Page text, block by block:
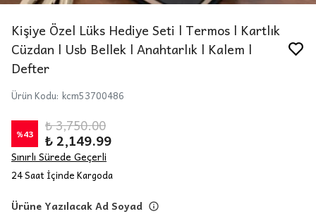
Kişiye Özel Lüks Hediye Seti l Termos l Kartlık
Cüzdan l Usb Bellek l Anahtarlık l Kalem l
Defter
Ürün Kodu: kcm53700486
%43 ₺ 3,750.00
₺ 2,149.99
Sınırlı Sürede Geçerli
24 Saat İçinde Kargoda
Ürüne Yazılacak Ad Soyad